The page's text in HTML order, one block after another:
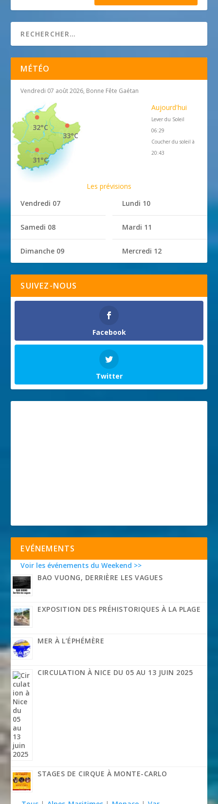
MÉTÉO
Vendredi 07 août 2026, Bonne Fête Gaétan
33°C
32°C
31°C
Aujourd'hui
Lever du Soleil
06:29
Coucher du soleil à
20:43
Les prévisions
Vendredi 07
Samedi 08
Dimanche 09
Lundi 10
Mardi 11
Mercredi 12
SUIVEZ-NOUS
Facebook
Twitter
EVÉNEMENTS
Voir les événements du Weekend >>
BAO VUONG, DERRIÈRE LES VAGUES
EXPOSITION DES PRÉHISTORIQUES À LA PLAGE
MER À L’ÉPHÉMÈRE
CIRCULATION À NICE DU 05 AU 13 JUIN 2025
STAGES DE CIRQUE À MONTE-CARLO